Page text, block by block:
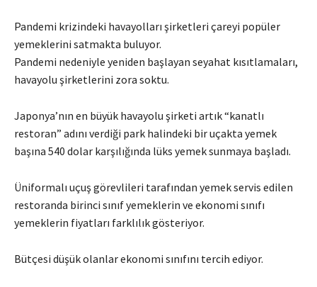
Pandemi krizindeki havayolları şirketleri çareyi popüler
yemeklerini satmakta buluyor.
Pandemi nedeniyle yeniden başlayan seyahat kısıtlamaları,
havayolu şirketlerini zora soktu.
Japonya’nın en büyük havayolu şirketi artık “kanatlı
restoran” adını verdiği park halindeki bir uçakta yemek
başına 540 dolar karşılığında lüks yemek sunmaya başladı.
Üniformalı uçuş görevlileri tarafından yemek servis edilen
restoranda birinci sınıf yemeklerin ve ekonomi sınıfı
yemeklerin fiyatları farklılık gösteriyor.
Bütçesi düşük olanlar ekonomi sınıfını tercih ediyor.